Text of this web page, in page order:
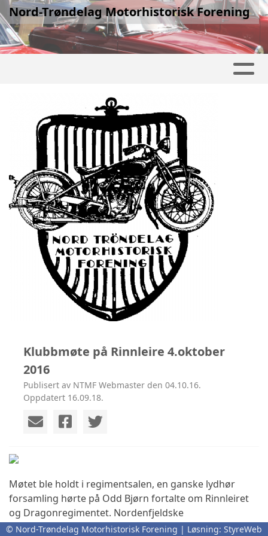
Nord-Trøndelag Motorhistorisk Forening
Klubbmøte på Rinnleire 4.oktober
2016
Publisert av NTMF Webmaster den 04.10.16.
Oppdatert 16.09.18.
Møtet ble holdt i regimentsalen, en ganske lydhør
forsamling hørte på Odd Bjørn fortalte om Rinnleiret
og Dragonregimentet. Nordenfjeldske
Dragonregiment eksisterte fra 1701 til 1995. Leiren ble
© Nord-Trøndelag Motorhistorisk Forening | Løsning: StyreWeb